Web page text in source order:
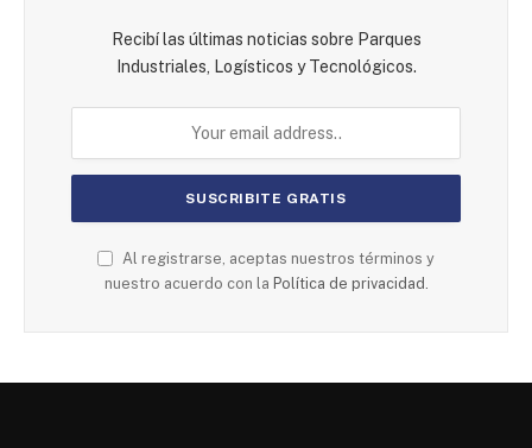
Recibí las últimas noticias sobre Parques
Industriales, Logísticos y Tecnológicos.
Al registrarse, aceptas nuestros términos y
nuestro acuerdo con la Política de privacidad.